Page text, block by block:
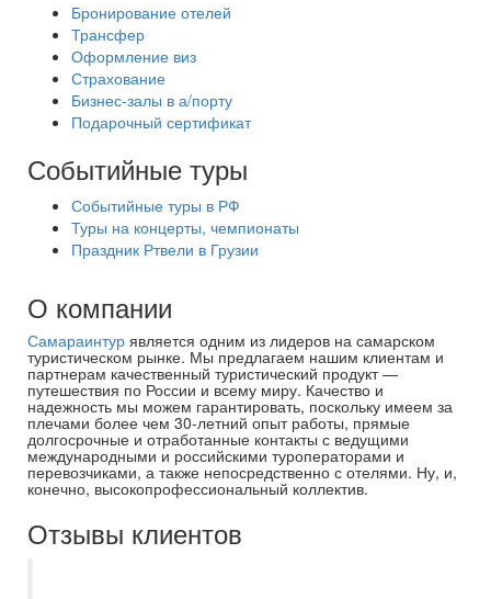
Бронирование отелей
Трансфер
Оформление виз
Страхование
Бизнес-залы в а/порту
Подарочный сертификат
Событийные туры
Событийные туры в РФ
Туры на концерты, чемпионаты
Праздник Ртвели в Грузии
О компании
Самараинтур является одним из лидеров на самарском
туристическом рынке. Мы предлагаем нашим клиентам и
партнерам качественный туристический продукт —
путешествия по России и всему миру. Качество и
надежность мы можем гарантировать, поскольку имеем за
плечами более чем 30-летний опыт работы, прямые
долгосрочные и отработанные контакты с ведущими
международными и российскими туроператорами и
перевозчиками, а также непосредственно с отелями. Ну, и,
конечно, высокопрофессиональный коллектив.
Отзывы клиентов